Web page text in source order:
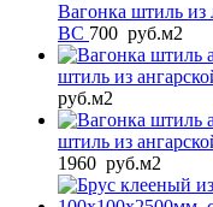
Вагонка штиль
BС 700 руб.м2
штиль из
руб.м2
штиль из
1960 руб.м2